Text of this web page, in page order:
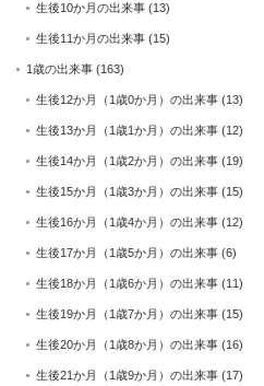
生後10か月の出来事 (13)
生後11か月の出来事 (15)
1歳の出来事 (163)
生後12か月（1歳0か月）の出来事 (13)
生後13か月（1歳1か月）の出来事 (12)
生後14か月（1歳2か月）の出来事 (19)
生後15か月（1歳3か月）の出来事 (15)
生後16か月（1歳4か月）の出来事 (12)
生後17か月（1歳5か月）の出来事 (6)
生後18か月（1歳6か月）の出来事 (11)
生後19か月（1歳7か月）の出来事 (15)
生後20か月（1歳8か月）の出来事 (16)
生後21か月（1歳9か月）の出来事 (17)